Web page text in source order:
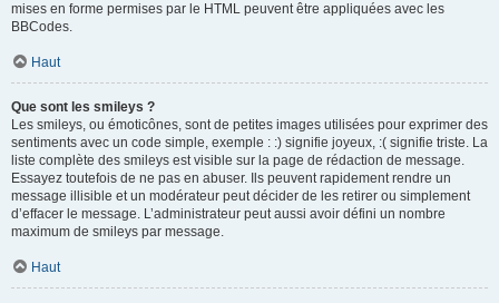
mises en forme permises par le HTML peuvent être appliquées avec les
BBCodes.
Haut
Que sont les smileys ?
Les smileys, ou émoticônes, sont de petites images utilisées pour exprimer des
sentiments avec un code simple, exemple : :) signifie joyeux, :( signifie triste. La
liste complète des smileys est visible sur la page de rédaction de message.
Essayez toutefois de ne pas en abuser. Ils peuvent rapidement rendre un
message illisible et un modérateur peut décider de les retirer ou simplement
d’effacer le message. L’administrateur peut aussi avoir défini un nombre
maximum de smileys par message.
Haut